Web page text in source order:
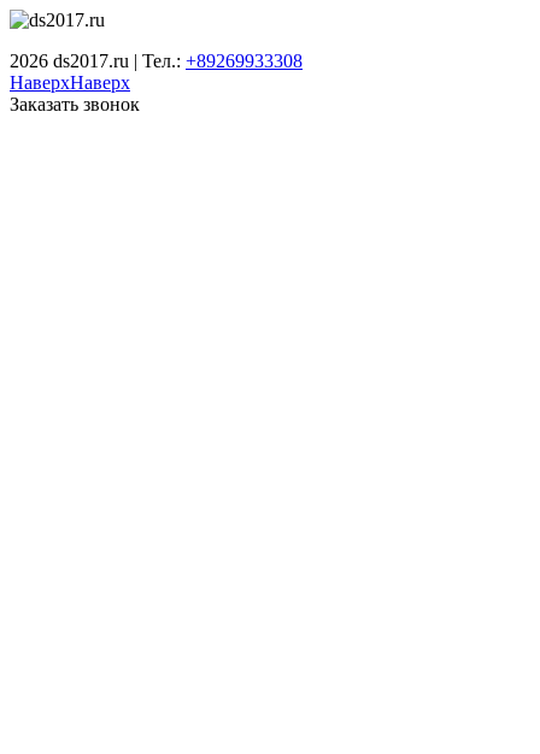
2026 ds2017.ru | Тел.: +89269933308
НаверхНаверх
Заказать звонок